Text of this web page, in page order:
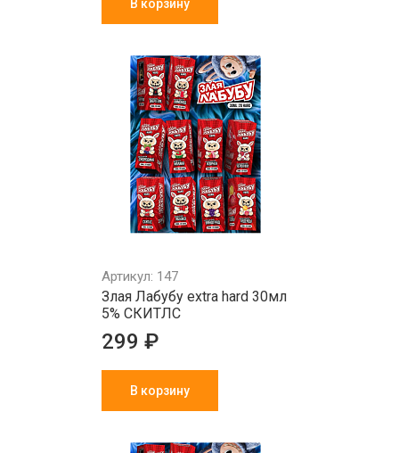
В корзину
Артикул: 147
Злая Лабубу extra hard 30мл
5% СКИТЛС
299 ₽
В корзину